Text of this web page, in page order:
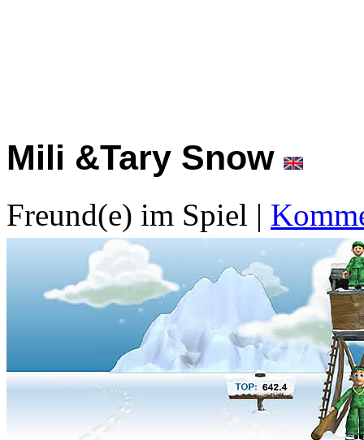
Mili &Tary Snow
Freund(e) im Spiel |